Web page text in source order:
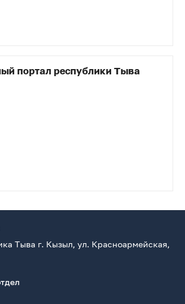
портал республики Тыва
Тыва г. Кызыл, ул. Красноармейская,